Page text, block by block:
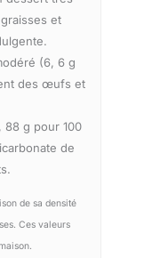
et
(6, 6 g
des œufs et
88 g pour 100
de
de sa densité
Ces valeurs